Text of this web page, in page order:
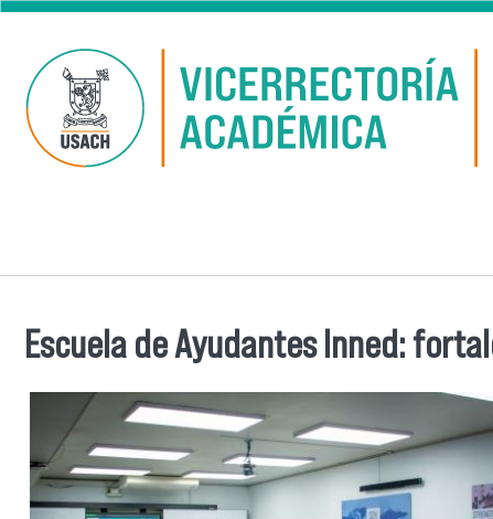
Pasar al contenido principal
Se encuentra usted aquí
Escuela de Ayudantes Inned: